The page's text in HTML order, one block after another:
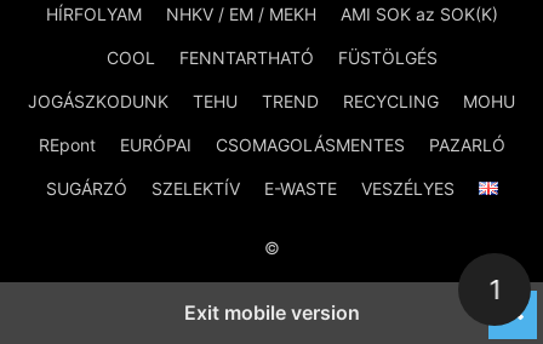
HÍRFOLYAM NHKV / EM / MEKH AMI SOK az SOK(K)
COOL FENNTARTHATÓ FÜSTÖLGÉS
JOGÁSZKODUNK TEHU TREND RECYCLING MOHU
REpont EURÓPAI CSOMAGOLÁSMENTES PAZARLÓ
SUGÁRZÓ SZELEKTÍV E-WASTE VESZÉLYES
©
1
Exit mobile version